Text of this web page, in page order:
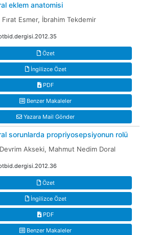
eklem anatomisi
Esmer, İbrahim Tekdemir
Özet
İngilizce Özet
PDF
Benzer Makaleler
Yazara Mail Gönder
sorunlarda propriyosepsiyonun rolü
Akseki, Mahmut Nedim Doral
Özet
İngilizce Özet
PDF
Benzer Makaleler